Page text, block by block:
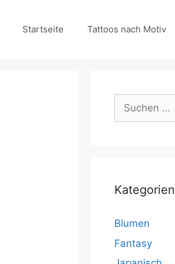
Startseite Tattoos nach Motiv
Suchen
nach:
Kategorien
Blumen
Fantasy